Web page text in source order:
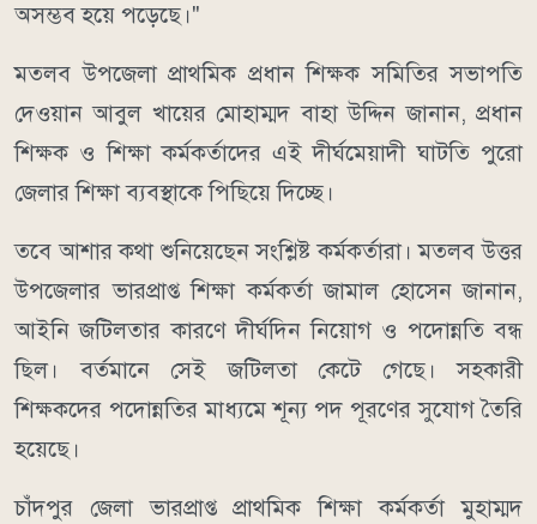
অসম্ভব হয়ে পড়েছে।"
মতলব উপজেলা প্রাথমিক প্রধান শিক্ষক সমিতির সভাপতি
দেওয়ান আবুল খায়ের মোহাম্মদ বাহা উদ্দিন জানান, প্রধান
শিক্ষক ও শিক্ষা কর্মকর্তাদের এই দীর্ঘমেয়াদী ঘাটতি পুরো
জেলার শিক্ষা ব্যবস্থাকে পিছিয়ে দিচ্ছে।
তবে আশার কথা শুনিয়েছেন সংশ্লিষ্ট কর্মকর্তারা। মতলব উত্তর
উপজেলার ভারপ্রাপ্ত শিক্ষা কর্মকর্তা জামাল হোসেন জানান,
আইনি জটিলতার কারণে দীর্ঘদিন নিয়োগ ও পদোন্নতি বন্ধ
ছিল। বর্তমানে সেই জটিলতা কেটে গেছে। সহকারী
শিক্ষকদের পদোন্নতির মাধ্যমে শূন্য পদ পূরণের সুযোগ তৈরি
হয়েছে।
চাঁদপুর জেলা ভারপ্রাপ্ত প্রাথমিক শিক্ষা কর্মকর্তা মুহাম্মদ